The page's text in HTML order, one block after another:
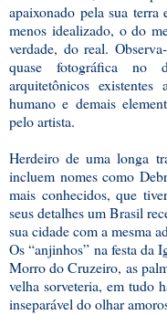
apaixonado pela sua
menos idealizado, o do
verdade, do real.
quase fotográfica no
arquitetônicos
humano e demais
pelo artista.
Herdeiro de uma longa
incluem nomes como
mais conhecidos, que
seus detalhes um Brasil
sua cidade com a mesma
Os “anjinhos” na festa da
Morro do Cruzeiro, as
velha sorveteria, em tudo
inseparável do olhar